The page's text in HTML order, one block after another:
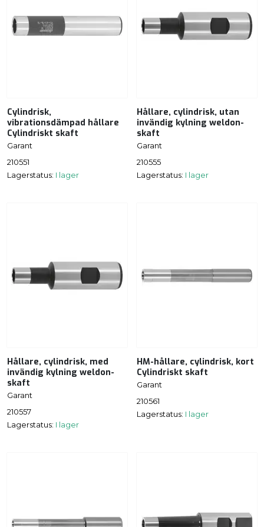
Cylindrisk,
vibrationsdämpad hållare
Cylindriskt skaft
Garant
210551
Lagerstatus: I lager
Hållare, cylindrisk, utan
invändig kylning weldon-
skaft
Garant
210555
Lagerstatus: I lager
Hållare, cylindrisk, med
invändig kylning weldon-
skaft
Garant
210557
Lagerstatus: I lager
HM-hållare, cylindrisk, kort
Cylindriskt skaft
Garant
210561
Lagerstatus: I lager